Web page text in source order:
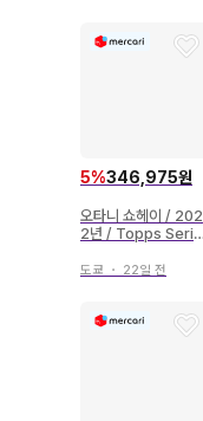
5%346,975원
오타니 쇼헤이 / 202
2년 / Topps Serie
도쿄 ・ 22일 전